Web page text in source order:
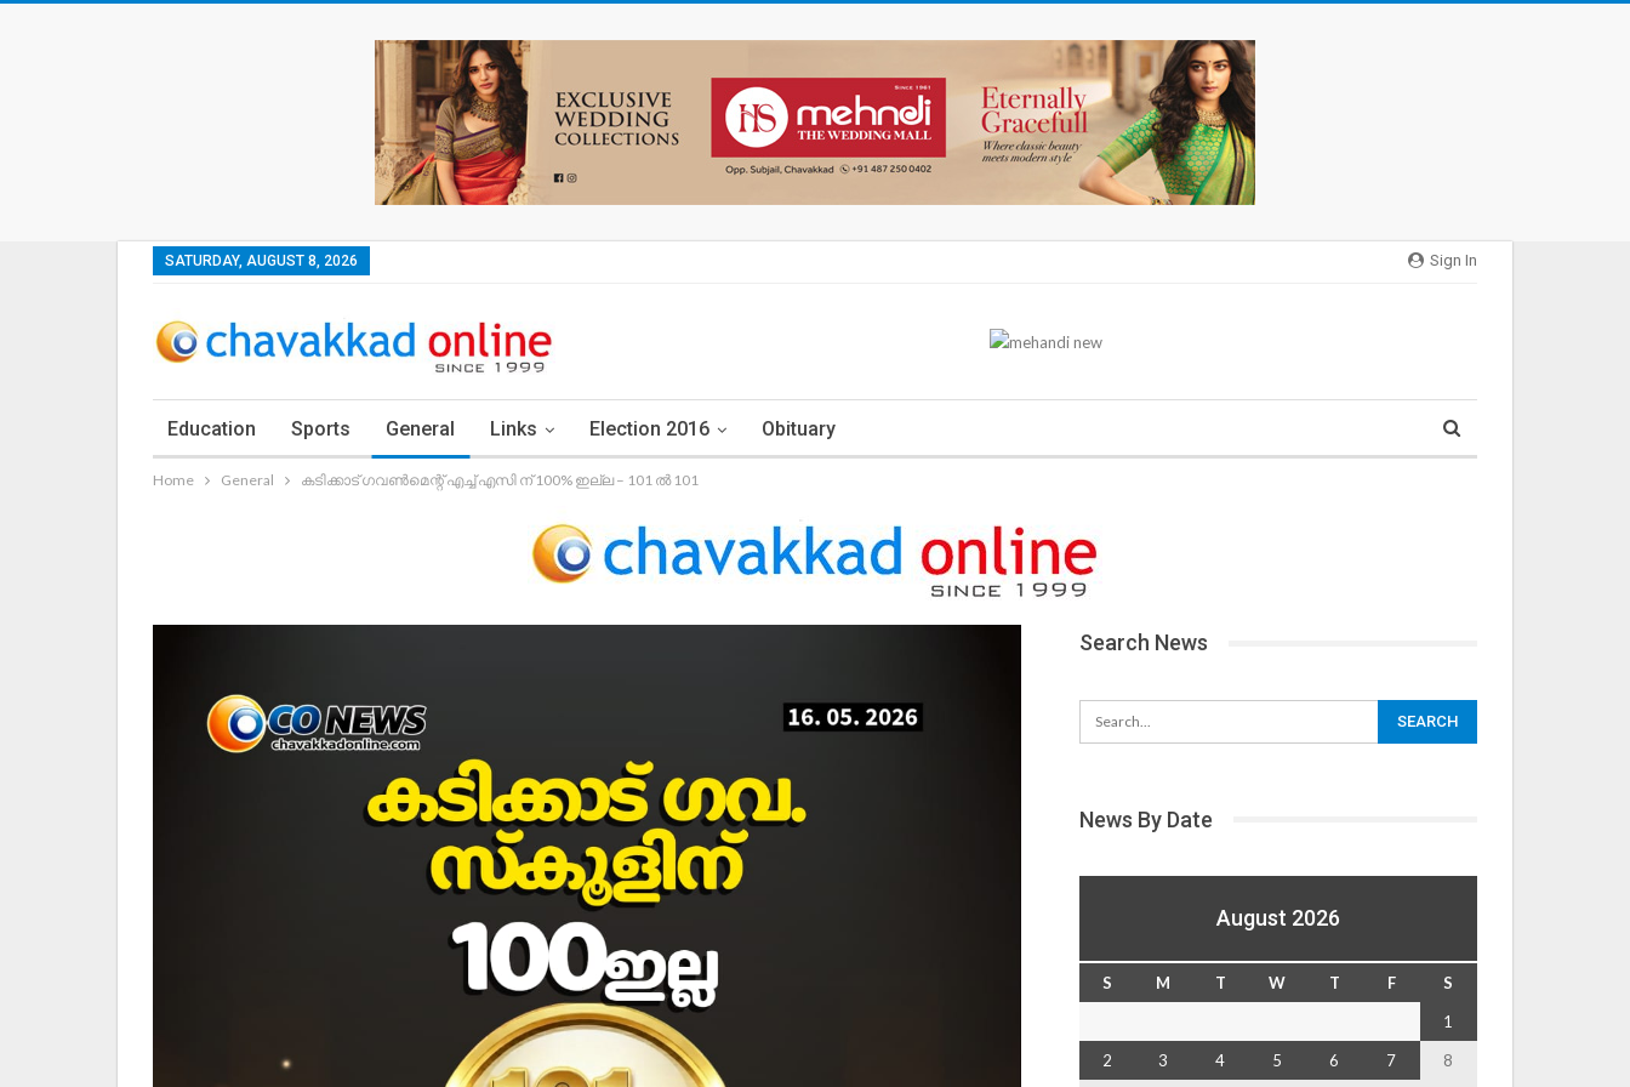
Sign In
SATURDAY, AUGUST 8, 2026
Education Sports General Links Election 2016 Obituary
Home General കടിക്കാട് ഗവൺമെന്റ് എച്ച് എസി ന് 100% ഇല്ല – 101 ൽ 101
Search News
News By Date
August 2026
S M T W T F
S
1
2
3 4 5 6 7 8